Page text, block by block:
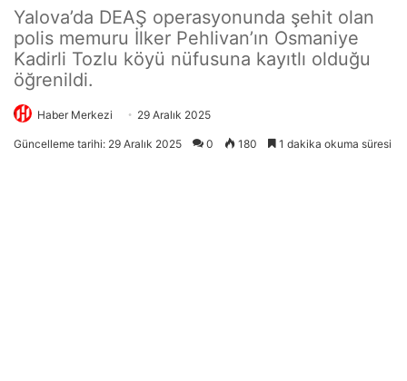
Yalova’da DEAŞ operasyonunda şehit olan
polis memuru İlker Pehlivan’ın Osmaniye
Kadirli Tozlu köyü nüfusuna kayıtlı olduğu
öğrenildi.
Haber Merkezi 29 Aralık 2025
Güncelleme tarihi: 29 Aralık 2025 0 180 1 dakika okuma süresi